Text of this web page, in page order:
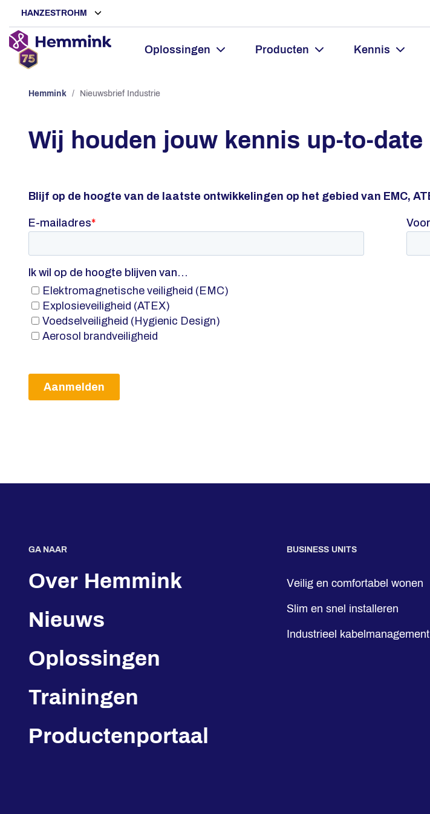
HANZESTROHM
Oplossingen Producten Kennis
Hemmink / Nieuwsbrief Industrie
Wij houden jouw kennis up-to-date
GA NAAR
Over Hemmink
Nieuws
Oplossingen
Trainingen
Productenportaal
BUSINESS UNITS
Veilig en comfortabel wonen
Slim en snel installeren
Industrieel kabelmanagement